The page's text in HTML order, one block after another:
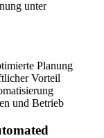
unter
Planung
Vorteil
und Betrieb